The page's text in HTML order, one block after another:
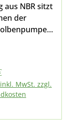
aus NBR sitzt
der
M26.1, M26.2,
M26.5, Fumo
an
Preis:
MwSt. zzgl.